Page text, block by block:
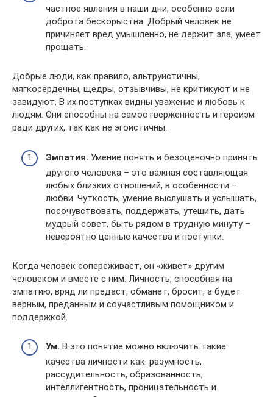
частное явления в наши дни, особенно если
доброта бескорыстна. Добрый человек не
причиняет вред умышленно, не держит зла, умеет
прощать.
Добрые люди, как правило, альтруистичны,
мягкосердечны, щедры, отзывчивы, не критикуют и не
завидуют. В их поступках видны уважение и любовь к
людям. Они способны на самоотверженность и героизм
ради других, так как не эгоистичны.
Эмпатия. Умение понять и безоценочно принять
другого человека – это важная составляющая
любых близких отношений, в особенности –
любви. Чуткость, умение выслушать и услышать,
посочувствовать, поддержать, утешить, дать
мудрый совет, быть рядом в трудную минуту –
невероятно ценные качества и поступки.
Когда человек сопереживает, он «живет» другим
человеком и вместе с ним. Личность, способная на
эмпатию, вряд ли предаст, обманет, бросит, а будет
верным, преданным и соучастливым помощником и
поддержкой.
Ум. В это понятие можно включить такие
качества личности как: разумность,
рассудительность, образованность,
интеллигентность, проницательность и